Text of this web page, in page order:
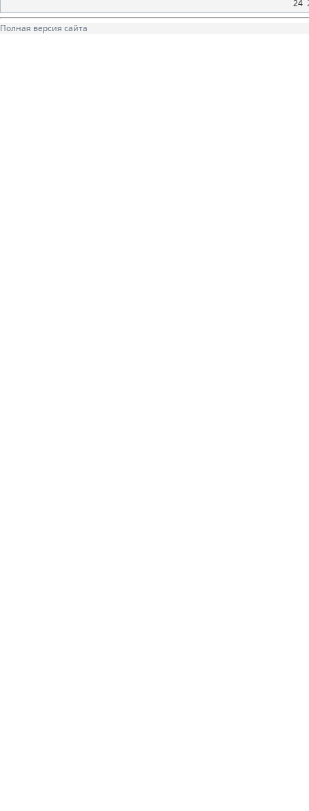
24
Полная версия сайта